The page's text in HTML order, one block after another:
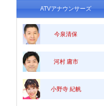
ATVアナウンサーズ
今泉清保
河村 庸市
小野寺 紀帆